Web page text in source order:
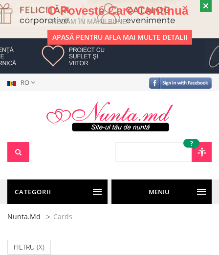
O Poveste Care Continuă
PREDĂM ÎN MÂINI BUNE
APASĂ PENTRU AFLA MAI MULTE DETALII
RO
?
CATEGORII MENIU
Nunta.md Cards
FILTRU (X)